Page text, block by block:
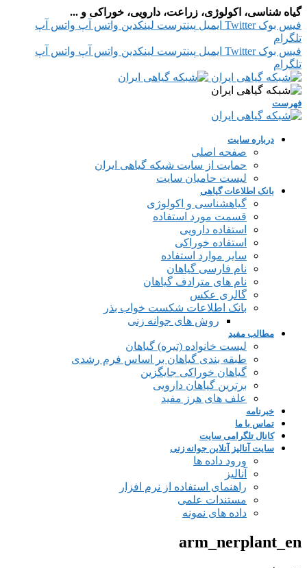
گیاه شناسی، اکولوژی، زراعت، دارویی، خوراکی و ...
فیس بوک Twitter ایمیل پینترست لینکدین واتس آپ واتس آپ
تلگرام
فیس بوک Twitter ایمیل پینترست لینکدین واتس آپ واتس آپ
تلگرام
فهرست
درباره سایت
صفحه اصلی
حمایت از سایت شبکه گیاهی ایران
لیست حامیان سایت
بانک اطلاعات گیاهی
گیاهشناسی و اکولوژی
قسمت مورد استفاده
استفاده دارویی
استفاده خوراکی
سایر موارد استفاده
نام فارسی گیاهان
نام های مترادف گیاهان
گالری عکس
بانک اطلاعات شکست خواب بذر
روش های جوانه زنی
مطالب مفید
لیست خانواده (تیره) گیاهان
طبقه بندی گیاهان بر اساس فرم رشدی
گیاهان خوراکی جایگزین
برترین گیاهان دارویی
علف های هرز مفید
خبرنامه
تماس با ما
کانال تلگرامی سایت
سایت آنالیز آنلاین جوانه زنی
ورود داده ها
آنالیز
راهنمای استفاده از نرم افزار
مستندات علمی
داده های نمونه
arm_nerplant_en